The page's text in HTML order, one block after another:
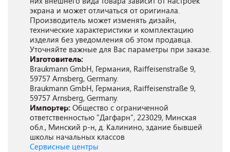
экрана и может отличаться от оригинала.
Производитель может изменять дизайн,
технические характеристики и комплектацию
изделия без уведомления об этом продавца.
Уточняйте важные для Вас параметры при заказе.
Изготовитель:
Braukmann GmbH, Германия, Raiffeisenstraße 9,
59757 Arnsberg, Germany.
Braukmann GmbH, Германия, Raiffeisenstraße 9,
59757 Arnsberg, Germany.
Импортер: Общество с ограниченной
ответственностью "Дагфарн", 223029, Минская
обл., Минский р-н, д. Калинино, здание бывшей
школы начальных классов
Сервисные центры